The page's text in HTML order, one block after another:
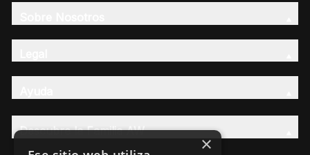
Descubre la Familia AW
×